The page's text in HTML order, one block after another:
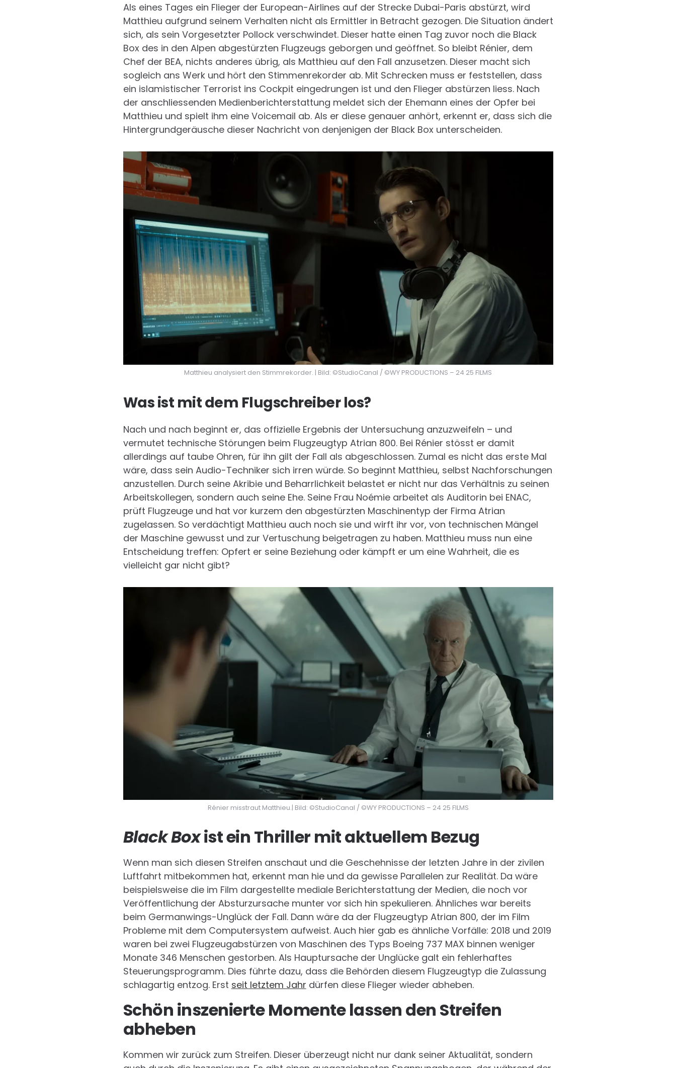
Als eines Tages ein Flieger der European-Airlines auf der Strecke Dubai-Paris abstürzt, wird
Matthieu aufgrund seinem Verhalten nicht als Ermittler in Betracht gezogen. Die Situation ändert
sich, als sein Vorgesetzter Pollock verschwindet. Dieser hatte einen Tag zuvor noch die Black
Box des in den Alpen abgestürzten Flugzeugs geborgen und geöffnet. So bleibt Rénier, dem
Chef der BEA, nichts anderes übrig, als Matthieu auf den Fall anzusetzen. Dieser macht sich
sogleich ans Werk und hört den Stimmenrekorder ab. Mit Schrecken muss er feststellen, dass
ein islamistischer Terrorist ins Cockpit eingedrungen ist und den Flieger abstürzen liess. Nach
der anschliessenden Medienberichterstattung meldet sich der Ehemann eines der Opfer bei
Matthieu und spielt ihm eine Voicemail ab. Als er diese genauer anhört, erkennt er, dass sich die
Hintergrundgeräusche dieser Nachricht von denjenigen der Black Box unterscheiden.
Matthieu analysiert den Stimmrekorder. | Bild: ©StudioCanal / ©WY PRODUCTIONS – 24 25 FILMS
Was ist mit dem Flugschreiber los?
Nach und nach beginnt er, das offizielle Ergebnis der Untersuchung anzuzweifeln – und
vermutet technische Störungen beim Flugzeugtyp Atrian 800. Bei Rénier stösst er damit
allerdings auf taube Ohren, für ihn gilt der Fall als abgeschlossen. Zumal es nicht das erste Mal
wäre, dass sein Audio-Techniker sich irren würde. So beginnt Matthieu, selbst Nachforschungen
anzustellen. Durch seine Akribie und Beharrlichkeit belastet er nicht nur das Verhältnis zu seinen
Arbeitskollegen, sondern auch seine Ehe. Seine Frau Noémie arbeitet als Auditorin bei ENAC,
prüft Flugzeuge und hat vor kurzem den abgestürzten Maschinentyp der Firma Atrian
zugelassen. So verdächtigt Matthieu auch noch sie und wirft ihr vor, von technischen Mängel
der Maschine gewusst und zur Vertuschung beigetragen zu haben. Matthieu muss nun eine
Entscheidung treffen: Opfert er seine Beziehung oder kämpft er um eine Wahrheit, die es
vielleicht gar nicht gibt?
Rénier misstraut Matthieu.| Bild: ©StudioCanal / ©WY PRODUCTIONS – 24 25 FILMS
Black Boxist ein Thriller mit aktuellem Bezug
Wenn man sich diesen Streifen anschaut und die Geschehnisse der letzten Jahre in der zivilen
Luftfahrt mitbekommen hat, erkennt man hie und da gewisse Parallelen zur Realität. Da wäre
beispielsweise die im Film dargestellte mediale Berichterstattung der Medien, die noch vor
Veröffentlichung der Absturzursache munter vor sich hin spekulieren. Ähnliches war bereits
beim Germanwings-Unglück der Fall. Dann wäre da der Flugzeugtyp Atrian 800, der im Film
Probleme mit dem Computersystem aufweist. Auch hier gab es ähnliche Vorfälle: 2018 und 2019
waren bei zwei Flugzeugabstürzen von Maschinen des Typs Boeing 737 MAX binnen weniger
Monate 346 Menschen gestorben. Als Hauptursache der Unglücke galt ein fehlerhaftes
Steuerungsprogramm. Dies führte dazu, dass die Behörden diesem Flugzeugtyp die Zulassung
schlagartig entzog. Erst seit letztem Jahr dürfen diese Flieger wieder abheben.
Schön inszenierte Momente lassen den Streifen
abheben
Kommen wir zurück zum Streifen. Dieser überzeugt nicht nur dank seiner Aktualität, sondern